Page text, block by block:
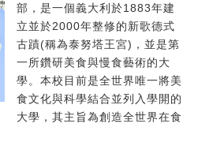
部，是一個義大利於1883年建
立並於2000年整修的新歌德式
古蹟(稱為泰努塔王宮)，並是第
一所鑽研美食與慢食藝術的大
學。本校目前是全世界唯一將美
食文化與科學結合並列入學開的
大學，其主旨為創造全世界在食